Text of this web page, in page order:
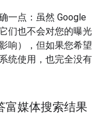
一点：虽然 Google
们也不会对您的曝光
响），但如果您希望
统使用，也完全没有
富媒体搜索结果